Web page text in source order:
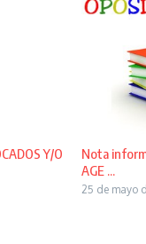
Y/O
Nota
AGE ...
25 de mayo